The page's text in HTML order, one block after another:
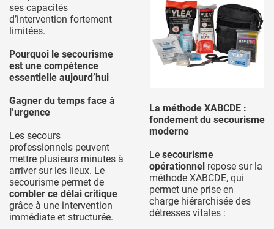
ses capacités
d’intervention fortement
limitées.
Pourquoi le secourisme
est une compétence
essentielle aujourd’hui
Gagner du temps face à
l’urgence
Les secours
professionnels peuvent
mettre plusieurs minutes à
arriver sur les lieux. Le
secourisme permet de
combler ce délai critique
grâce à une intervention
immédiate et structurée.
La méthode XABCDE :
fondement du secourisme
moderne
Le secourisme
opérationnel repose sur la
méthode XABCDE, qui
permet une prise en
charge hiérarchisée des
détresses vitales :